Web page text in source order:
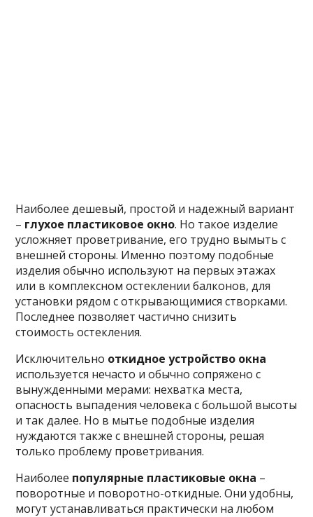
Наиболее дешевый, простой и надежный вариант
– глухое пластиковое окно. Но такое изделие
усложняет проветривание, его трудно вымыть с
внешней стороны. Именно поэтому подобные
изделия обычно используют на первых этажах
или в комплексном остеклении балконов, для
установки рядом с открывающимися створками.
Последнее позволяет частично снизить
стоимость остекления.
Исключительно откидное устройство окна
используется нечасто и обычно сопряжено с
вынужденными мерами: нехватка места,
опасность выпадения человека с большой высоты
и так далее. Но в мытье подобные изделия
нуждаются также с внешней стороны, решая
только проблему проветривания.
Наиболее популярные пластиковые окна –
поворотные и поворотно-откидные. Они удобны,
могут устанавливаться практически на любом